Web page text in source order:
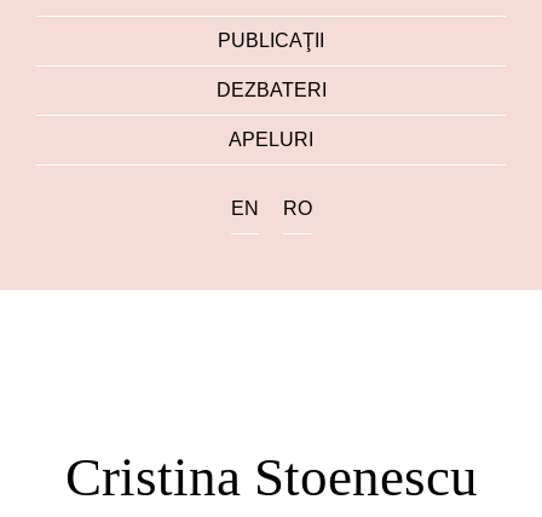
PUBLICAŢII
DEZBATERI
APELURI
EN RO
Cristina Stoenescu